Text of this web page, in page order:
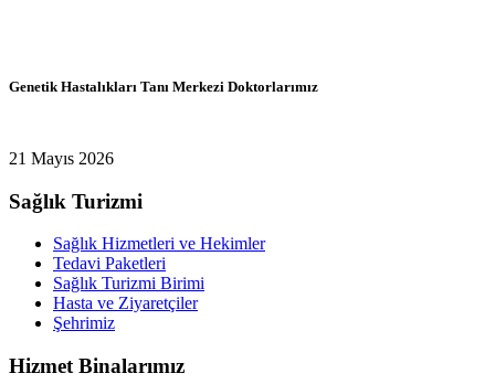
Genetik Hastalıkları Tanı Merkezi Doktorlarımız
21 Mayıs 2026
Sağlık Turizmi
Sağlık Hizmetleri ve Hekimler
Tedavi Paketleri
Sağlık Turizmi Birimi
Hasta ve Ziyaretçiler
Şehrimiz
Hizmet Binalarımız